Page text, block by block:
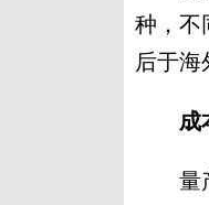
种，不
后于海
成
量产